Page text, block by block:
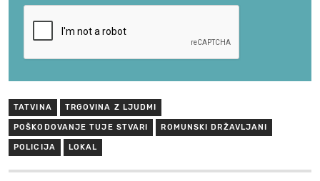
TATVINA TRGOVINA Z LJUDMI
POŠKODOVANJE TUJE STVARI ROMUNSKI DRŽAVLJANI
POLICIJA LOKAL